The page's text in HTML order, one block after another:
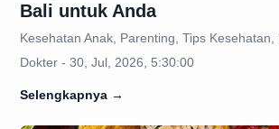
Bali untuk Anda
Kesehatan Anak, Parenting, Tips Kesehatan,
Dokter - 30, Jul, 2026, 5:30:00
Selengkapnya →